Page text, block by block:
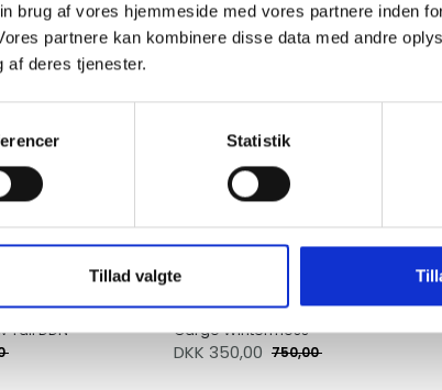
brug af vores hjemmeside med vores partnere inden
partnere kan kombinere disse data med andre
af deres tjenester.
Statistik
Tillad valgte
Tall DDN
UDSALG
Volcom Billow Tapered EW
Cargo Wintermoss
DKK 350,00 750,00